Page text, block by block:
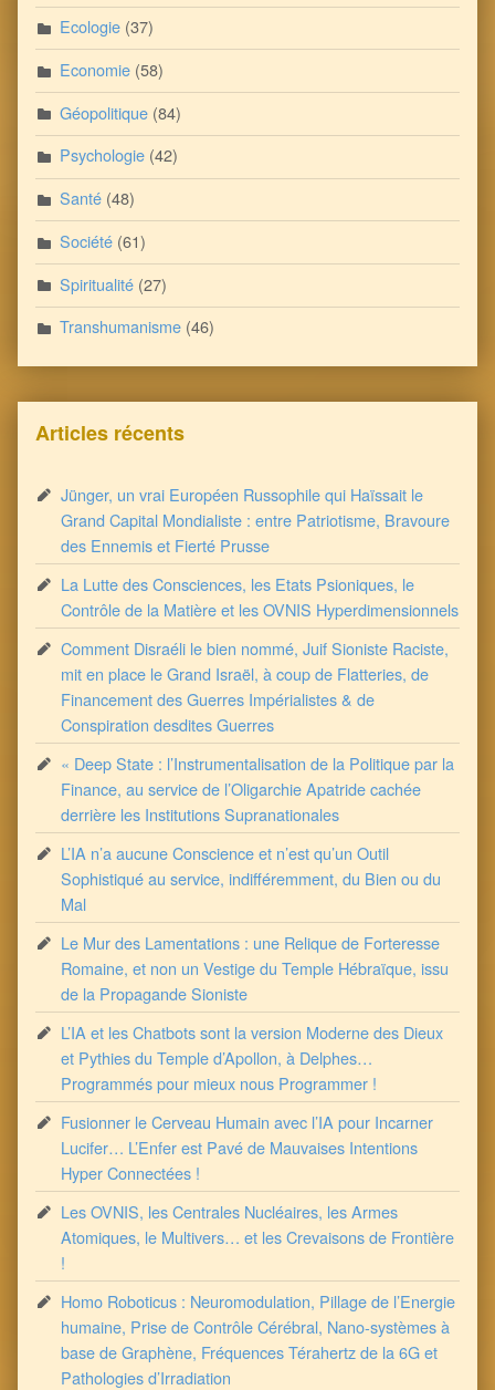
Ecologie (37)
Economie (58)
Géopolitique (84)
Psychologie (42)
Santé (48)
Société (61)
Spiritualité (27)
Transhumanisme (46)
Articles récents
Jünger, un vrai Européen Russophile qui Haïssait le
Grand Capital Mondialiste : entre Patriotisme, Bravoure
des Ennemis et Fierté Prusse
La Lutte des Consciences, les Etats Psioniques, le
Contrôle de la Matière et les OVNIS Hyperdimensionnels
Comment Disraéli le bien nommé, Juif Sioniste Raciste,
mit en place le Grand Israël, à coup de Flatteries, de
Financement des Guerres Impérialistes & de
Conspiration desdites Guerres
« Deep State : l’Instrumentalisation de la Politique par la
Finance, au service de l’Oligarchie Apatride cachée
derrière les Institutions Supranationales
L’IA n’a aucune Conscience et n’est qu’un Outil
Sophistiqué au service, indifféremment, du Bien ou du
Mal
Le Mur des Lamentations : une Relique de Forteresse
Romaine, et non un Vestige du Temple Hébraïque, issu
de la Propagande Sioniste
L’IA et les Chatbots sont la version Moderne des Dieux
et Pythies du Temple d’Apollon, à Delphes…
Programmés pour mieux nous Programmer !
Fusionner le Cerveau Humain avec l’IA pour Incarner
Lucifer… L’Enfer est Pavé de Mauvaises Intentions
Hyper Connectées !
Les OVNIS, les Centrales Nucléaires, les Armes
Atomiques, le Multivers… et les Crevaisons de Frontière
!
Homo Roboticus : Neuromodulation, Pillage de l’Energie
humaine, Prise de Contrôle Cérébral, Nano-systèmes à
base de Graphène, Fréquences Térahertz de la 6G et
Pathologies d’Irradiation